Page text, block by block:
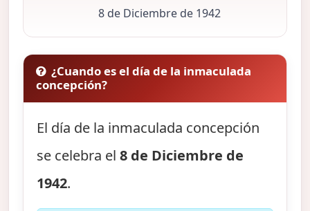
8 de Diciembre de 1942
¿Cuando es el día de la inmaculada
concepción?
El día de la inmaculada concepción
se celebra el8 de Diciembre de
1942.